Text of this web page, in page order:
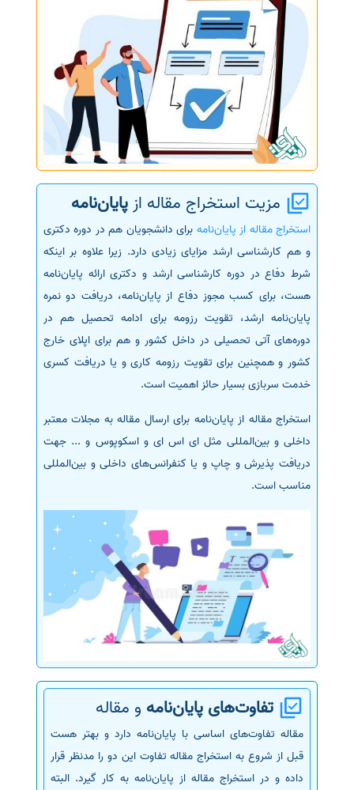
مزیت استخراج مقاله ازپایان‌نامه
استخراج مقاله از پایان‌نامه برای دانشجویان هم در دوره دکتری
و هم کارشناسی ارشد مزایای زیادی دارد. زیرا علاوه بر اینکه
شرط دفاع در دوره کارشناسی ارشد و دکتری ارائه پایان‌نامه
هست، برای کسب مجوز دفاع از پایان‌نامه، دریافت دو نمره
پایان‌نامه ارشد، تقویت رزومه برای ادامه تحصیل هم در
دوره‌های آتی تحصیلی در داخل کشور و هم برای اپلای خارج
کشور و همچنین برای تقویت رزومه کاری و یا دریافت کسری
خدمت سربازی بسیار حائز اهمیت است.
استخراج مقاله از پایان‌نامه برای ارسال مقاله به مجلات معتبر
داخلی و بین‌المللی مثل ای اس ای و اسکوپوس و ... جهت
دریافت پذیرش و چاپ و یا کنفرانس‌های داخلی و بین‌المللی
مناسب است.
تفاوت‌های پایان‌نامه و مقاله
مقاله تفاوت‌های اساسی با پایان‌نامه دارد و بهتر هست
قبل از شروع به استخراج مقاله تفاوت این دو را مدنظر قرار
داده و در استخراج مقاله از پایان‌نامه به کار گیرد. البته